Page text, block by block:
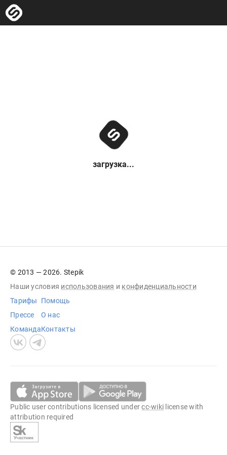
загрузка...
© 2013 — 2026. Stepik
Наши условия использования и конфиденциальности
Тарифы
Прессе
Команда
Помощь
О нас
Контакты
Public user contributions licensed undercc-wiki license with
attribution required